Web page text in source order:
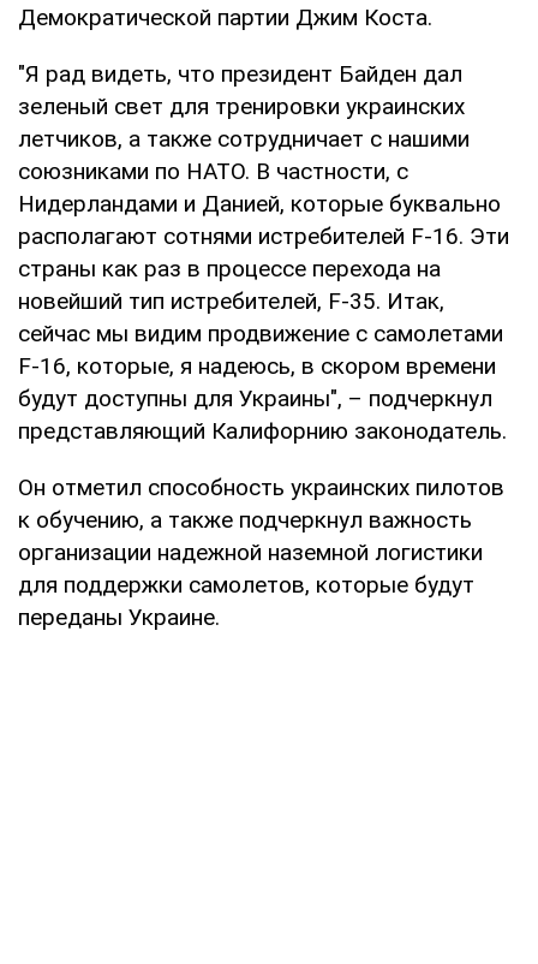
Демократической партии Джим Коста.
"Я рад видеть, что президент Байден дал
зеленый свет для тренировки украинских
летчиков, а также сотрудничает с нашими
союзниками по НАТО. В частности, с
Нидерландами и Данией, которые буквально
располагают сотнями истребителей F-16. Эти
страны как раз в процессе перехода на
новейший тип истребителей, F-35. Итак,
сейчас мы видим продвижение с самолетами
F-16, которые, я надеюсь, в скором времени
будут доступны для Украины", – подчеркнул
представляющий Калифорнию законодатель.
Он отметил способность украинских пилотов
к обучению, а также подчеркнул важность
организации надежной наземной логистики
для поддержки самолетов, которые будут
переданы Украине.